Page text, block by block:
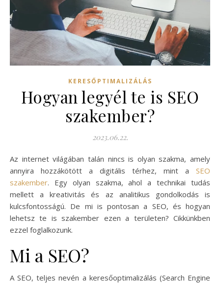
KERESŐPTIMALIZÁLÁS
Hogyan legyél te is SEO
szakember?
2023.06.22.
Az internet világában talán nincs is olyan szakma, amely
annyira hozzákötött a digitális térhez, mint a SEO
szakember. Egy olyan szakma, ahol a technikai tudás
mellett a kreativitás és az analitikus gondolkodás is
kulcsfontosságú. De mi is pontosan a SEO, és hogyan
lehetsz te is szakember ezen a területen? Cikkünkben
ezzel foglalkozunk.
Mi a SEO?
A SEO, teljes nevén a keresőoptimalizálás (Search Engine